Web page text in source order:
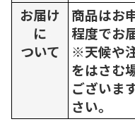
お届け
に
ついて
商品はお
程度でお
※天候や
をはさむ
ございま
さい。